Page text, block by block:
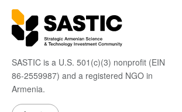
SASTIC is a U.S. 501(c)(3) nonprofit (EIN
86-2559987) and a registered NGO in
Armenia.